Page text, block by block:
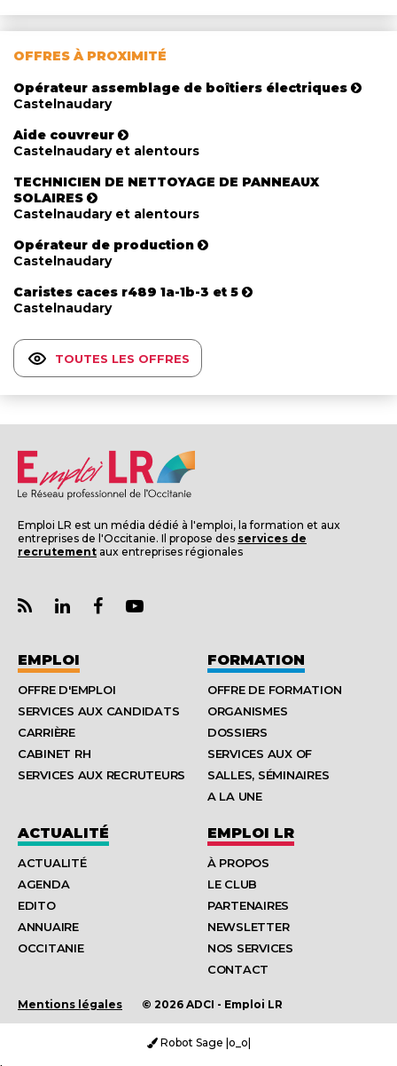
OFFRES À PROXIMITÉ
Opérateur assemblage de boîtiers électriques
Castelnaudary
Aide couvreur
Castelnaudary et alentours
TECHNICIEN DE NETTOYAGE DE PANNEAUX
SOLAIRES
Castelnaudary et alentours
Opérateur de production
Castelnaudary
Caristes caces r489 1a-1b-3 et 5
Castelnaudary
TOUTES LES OFFRES
Emploi LR est un média dédié à l'emploi, la formation et aux
entreprises de l'Occitanie. Il propose des services de
recrutement aux entreprises régionales
EMPLOI
OFFRE D'EMPLOI
SERVICES AUX CANDIDATS
CARRIÈRE
CABINET RH
SERVICES AUX RECRUTEURS
FORMATION
OFFRE DE FORMATION
ORGANISMES
DOSSIERS
SERVICES AUX OF
SALLES, SÉMINAIRES
A LA UNE
ACTUALITÉ
ACTUALITÉ
AGENDA
EDITO
ANNUAIRE
OCCITANIE
EMPLOI LR
À PROPOS
LE CLUB
PARTENAIRES
NEWSLETTER
NOS SERVICES
CONTACT
Mentions légales © 2026 ADCI - Emploi LR
Robot Sage |o_o|